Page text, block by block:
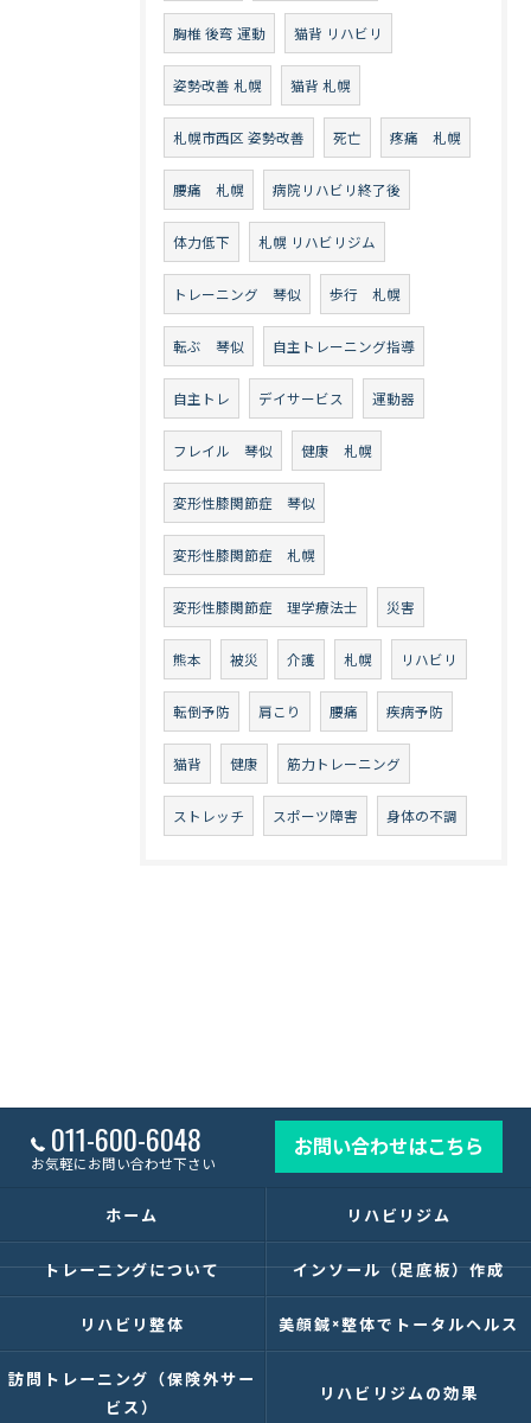
胸椎 後弯 運動 猫背 リハビリ
姿勢改善 札幌 猫背 札幌
札幌市西区 姿勢改善 死亡 疼痛 札幌
腰痛 札幌 病院リハビリ終了後
体力低下 札幌 リハビリジム
トレーニング 琴似 歩行 札幌
転ぶ 琴似 自主トレーニング指導
自主トレ デイサービス 運動器
フレイル 琴似 健康 札幌
変形性膝関節症 琴似
変形性膝関節症 札幌
変形性膝関節症 理学療法士 災害
熊本 被災 介護 札幌 リハビリ
転倒予防 肩こり 腰痛 疾病予防
猫背 健康 筋力トレーニング
ストレッチ スポーツ障害 身体の不調
011-600-6048
お気軽にお問い合わせ下さい
お問い合わせはこちら
ホーム リハビリジム
トレーニングについて インソール（足底板）作成
リハビリ整体 美顔鍼×整体でトータルヘルス
訪問トレーニング（保険外サー
ビス）
リハビリジムの効果